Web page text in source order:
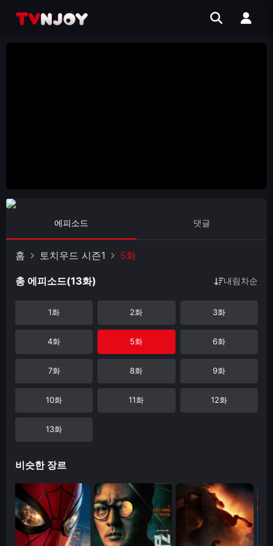
에피소드 댓글
홈 토치우드 시즌1 5화
총 에피소드(13화) 내림차순
1화 2화 3화
4화 5화 6화
7화 8화 9화
10화 11화 12화
13화
비슷한 장르